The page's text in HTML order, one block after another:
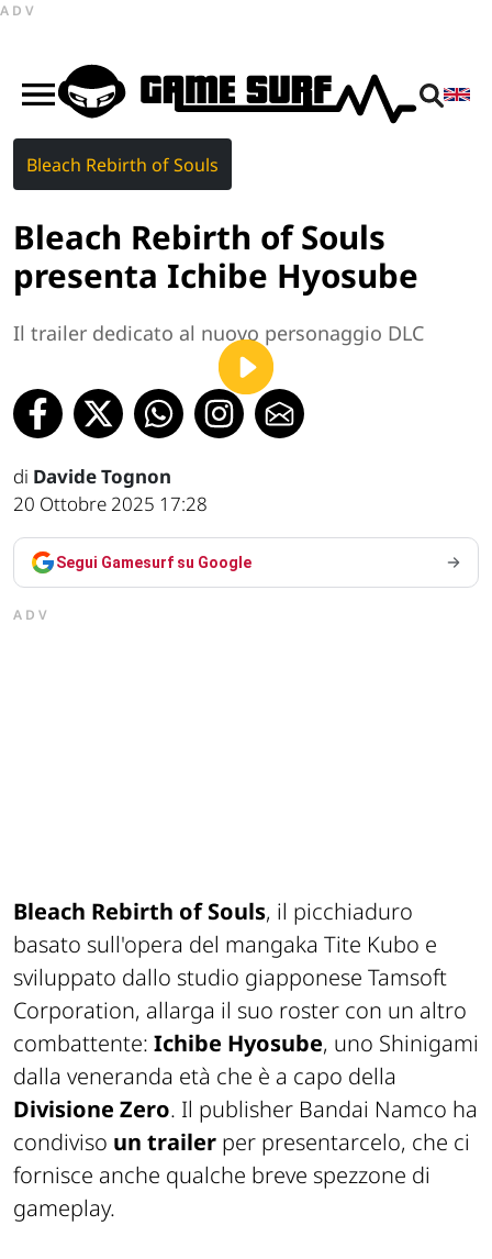
ADV
Bleach Rebirth of Souls
Bleach Rebirth of Souls
presenta Ichibe Hyosube
Il trailer dedicato al nuovo personaggio DLC
di Davide Tognon
20 Ottobre 2025 17:28
Segui Gamesurf su Google
ADV
Bleach Rebirth of Souls, il picchiaduro
basato sull'opera del mangaka Tite Kubo e
sviluppato dallo studio giapponese Tamsoft
Corporation, allarga il suo roster con un altro
combattente: Ichibe Hyosube, uno Shinigami
dalla veneranda età che è a capo della
Divisione Zero. Il publisher Bandai Namco ha
condiviso un trailer per presentarcelo, che ci
fornisce anche qualche breve spezzone di
gameplay.